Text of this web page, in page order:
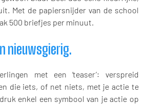
Met de papiersnijder van de school
500 briefjes per minuut.
nieuwsgierig.
met een ‘teaser’: verspreid
die iets, of net niets, met je actie te
enkel een symbool van je actie op